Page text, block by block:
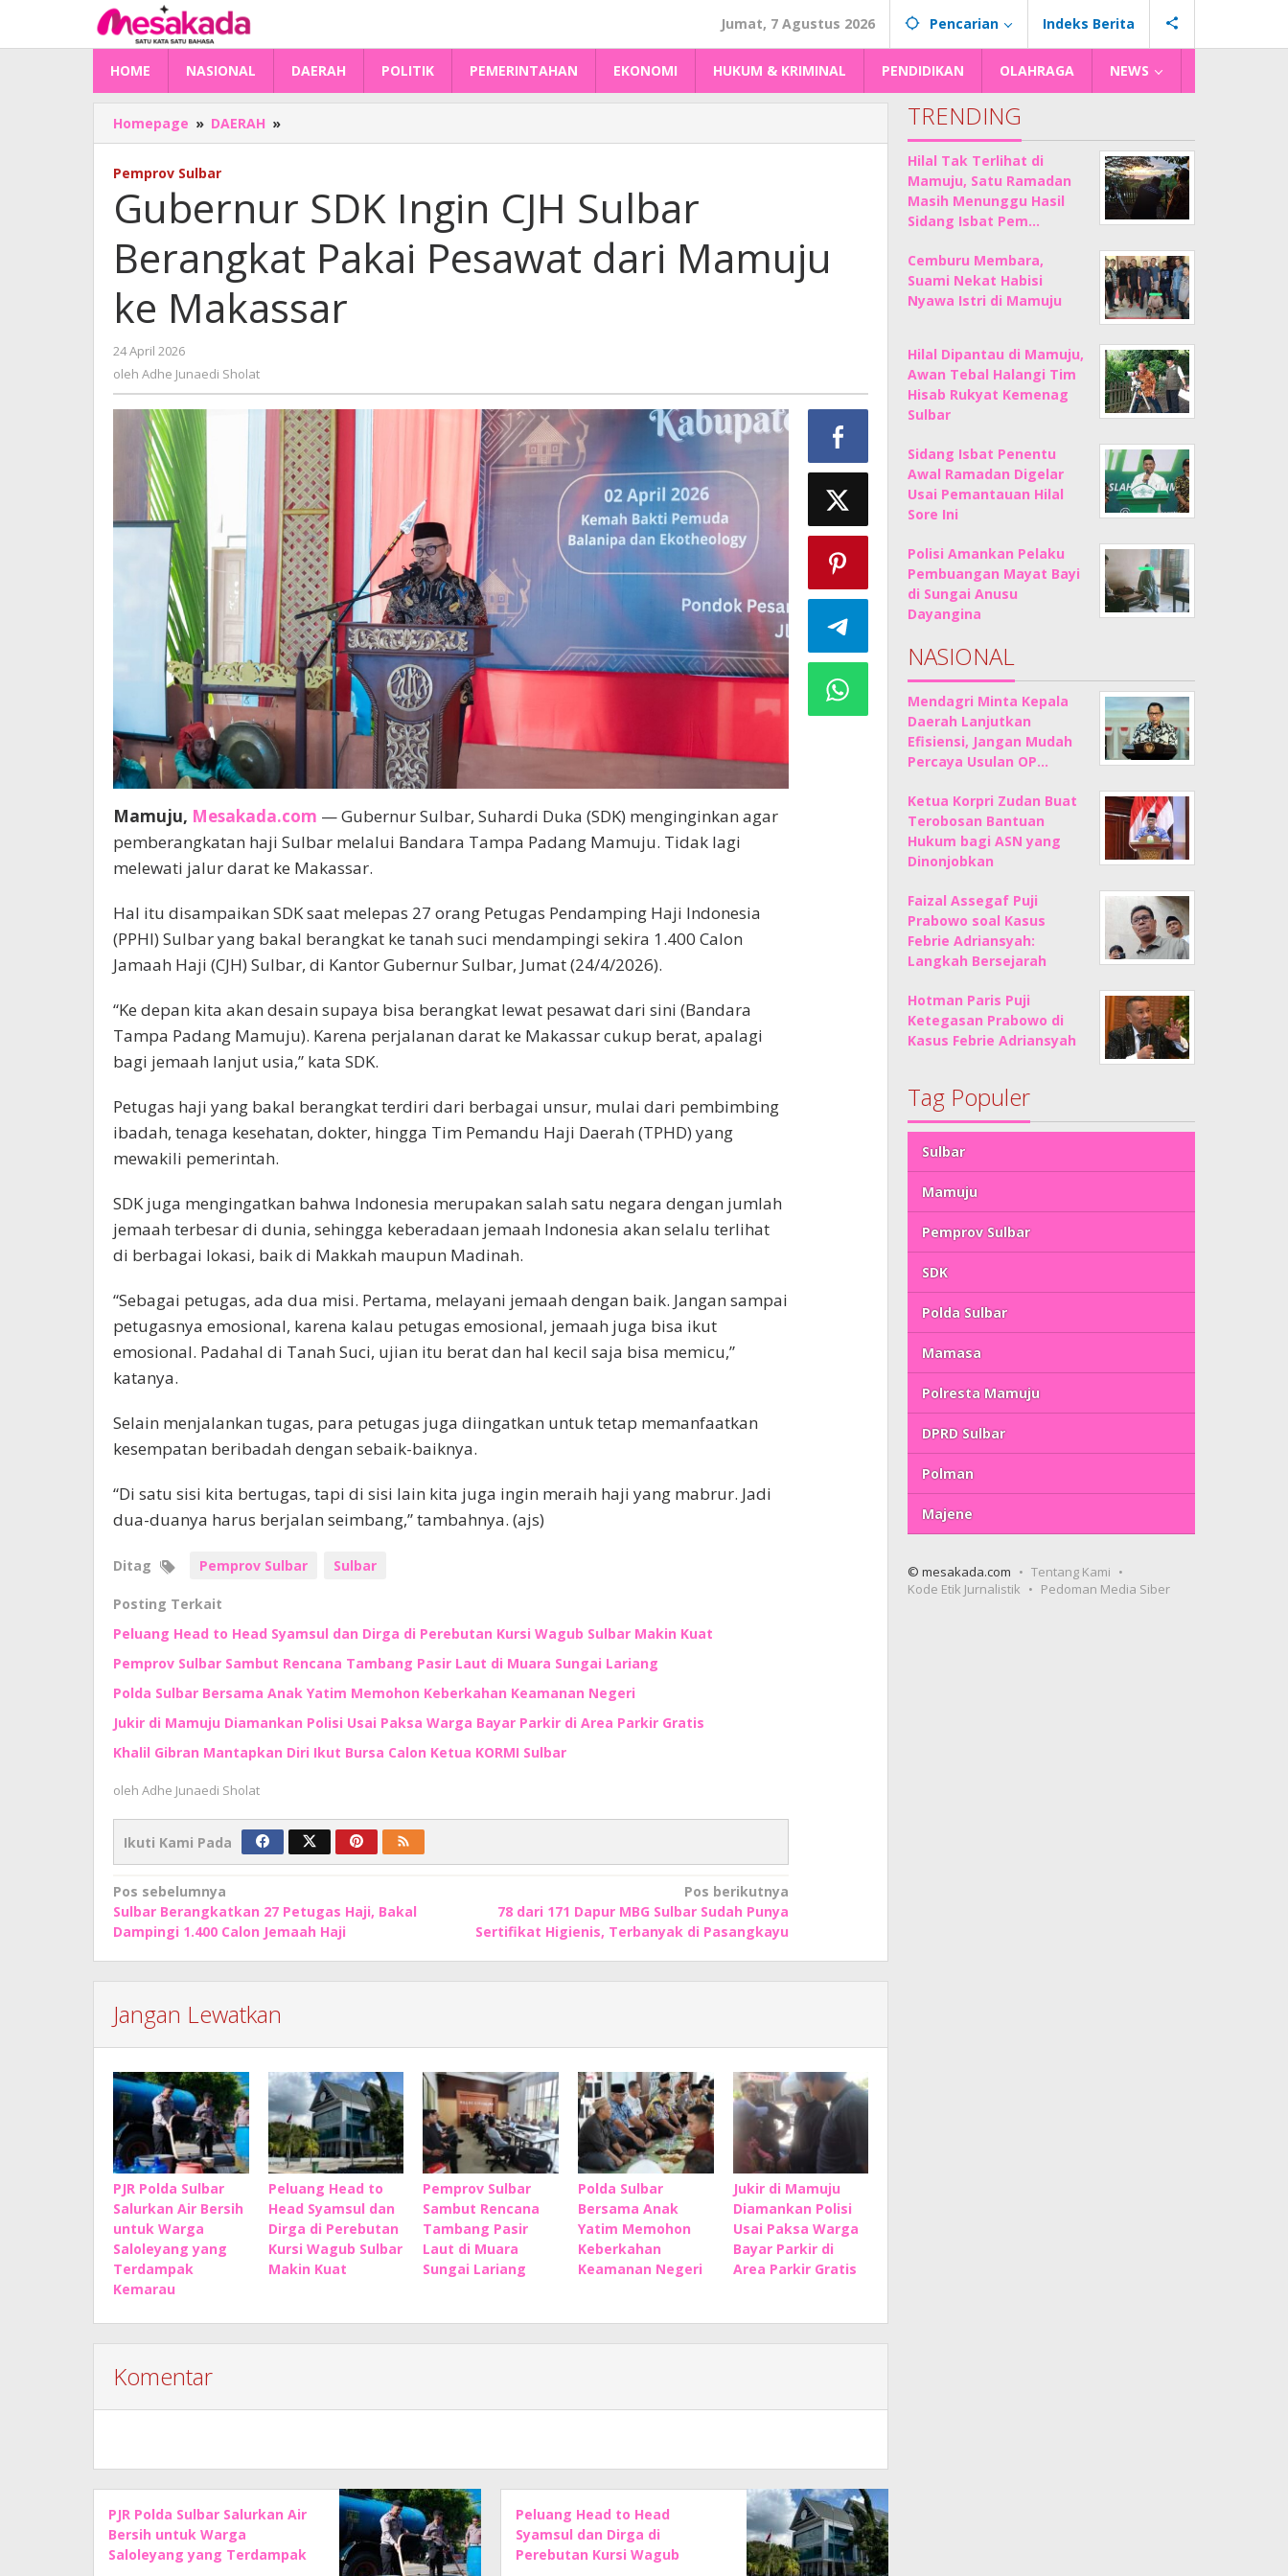
konten
Jumat, 7 Agustus 2026 Pencarian Indeks Berita
HOME NASIONAL DAERAH POLITIK PEMERINTAHAN EKONOMI HUKUM & KRIMINAL PENDIDIKAN OLAHRAGA NEWS
Homepage » DAERAH »
SDK
Sulbar
Berangkat
Pakai
Pesawat
Mamuju
ke
Pemprov Sulbar
Gubernur SDK Ingin CJH Sulbar
Berangkat Pakai Pesawat dari Mamuju
ke Makassar
24 April 2026
Adhe
oleh Adhe Junaedi Sholat
Mamuju, Mesakada.com — Gubernur Sulbar, Suhardi Duka (SDK) menginginkan agar
pemberangkatan haji Sulbar melalui Bandara Tampa Padang Mamuju. Tidak lagi
melewati jalur darat ke Makassar.
Hal itu disampaikan SDK saat melepas 27 orang Petugas Pendamping Haji Indonesia
(PPHI) Sulbar yang bakal berangkat ke tanah suci mendampingi sekira 1.400 Calon
Jamaah Haji (CJH) Sulbar, di Kantor Gubernur Sulbar, Jumat (24/4/2026).
“Ke depan kita akan desain supaya bisa berangkat lewat pesawat dari sini (Bandara
Tampa Padang Mamuju). Karena perjalanan darat ke Makassar cukup berat, apalagi
bagi jemaah lanjut usia,” kata SDK.
Petugas haji yang bakal berangkat terdiri dari berbagai unsur, mulai dari pembimbing
ibadah, tenaga kesehatan, dokter, hingga Tim Pemandu Haji Daerah (TPHD) yang
mewakili pemerintah.
SDK juga mengingatkan bahwa Indonesia merupakan salah satu negara dengan jumlah
jemaah terbesar di dunia, sehingga keberadaan jemaah Indonesia akan selalu terlihat
di berbagai lokasi, baik di Makkah maupun Madinah.
“Sebagai petugas, ada dua misi. Pertama, melayani jemaah dengan baik. Jangan sampai
petugasnya emosional, karena kalau petugas emosional, jemaah juga bisa ikut
emosional. Padahal di Tanah Suci, ujian itu berat dan hal kecil saja bisa memicu,”
katanya.
Selain menjalankan tugas, para petugas juga diingatkan untuk tetap memanfaatkan
kesempatan beribadah dengan sebaik-baiknya.
“Di satu sisi kita bertugas, tapi di sisi lain kita juga ingin meraih haji yang mabrur. Jadi
dua-duanya harus berjalan seimbang,” tambahnya. (ajs)
Ditag Pemprov Sulbar Sulbar
Posting Terkait
Peluang Head to Head Syamsul dan Dirga di Perebutan Kursi Wagub Sulbar Makin Kuat
Pemprov Sulbar Sambut Rencana Tambang Pasir Laut di Muara Sungai Lariang
Polda Sulbar Bersama Anak Yatim Memohon Keberkahan Keamanan Negeri
Jukir di Mamuju Diamankan Polisi Usai Paksa Warga Bayar Parkir di Area Parkir Gratis
Khalil Gibran Mantapkan Diri Ikut Bursa Calon Ketua KORMI Sulbar
oleh Adhe Junaedi Sholat
Ikuti Kami Pada
Navigasi
pos
Pos sebelumnya
Sulbar Berangkatkan 27 Petugas Haji, Bakal
Dampingi 1.400 Calon Jemaah Haji
Pos berikutnya
78 dari 171 Dapur MBG Sulbar Sudah Punya
Sertifikat Higienis, Terbanyak di Pasangkayu
Jangan Lewatkan
PJR Polda Sulbar
Salurkan Air Bersih
untuk Warga
Saloleyang yang
Terdampak
Kemarau
Peluang Head to
Head Syamsul dan
Dirga di Perebutan
Kursi Wagub Sulbar
Makin Kuat
Pemprov Sulbar
Sambut Rencana
Tambang Pasir
Laut di Muara
Sungai Lariang
Polda Sulbar
Bersama Anak
Yatim Memohon
Keberkahan
Keamanan Negeri
Jukir di Mamuju
Diamankan Polisi
Usai Paksa Warga
Bayar Parkir di
Area Parkir Gratis
Komentar
PJR Polda Sulbar Salurkan Air
Bersih untuk Warga
Saloleyang yang Terdampak
Peluang Head to Head
Syamsul dan Dirga di
Perebutan Kursi Wagub
TRENDING
Hilal Tak Terlihat di
Mamuju, Satu Ramadan
Masih Menunggu Hasil
Sidang Isbat Pem…
Cemburu Membara,
Suami Nekat Habisi
Nyawa Istri di Mamuju
Hilal Dipantau di Mamuju,
Awan Tebal Halangi Tim
Hisab Rukyat Kemenag
Sulbar
Sidang Isbat Penentu
Awal Ramadan Digelar
Usai Pemantauan Hilal
Sore Ini
Polisi Amankan Pelaku
Pembuangan Mayat Bayi
di Sungai Anusu
Dayangina
NASIONAL
Mendagri Minta Kepala
Daerah Lanjutkan
Efisiensi, Jangan Mudah
Percaya Usulan OP…
Ketua Korpri Zudan Buat
Terobosan Bantuan
Hukum bagi ASN yang
Dinonjobkan
Faizal Assegaf Puji
Prabowo soal Kasus
Febrie Adriansyah:
Langkah Bersejarah
Hotman Paris Puji
Ketegasan Prabowo di
Kasus Febrie Adriansyah
Tag Populer
Sulbar
Mamuju
Pemprov Sulbar
SDK
Polda Sulbar
Mamasa
Polresta Mamuju
DPRD Sulbar
Polman
Majene
© mesakada.com
Tentang Kami
Kode Etik Jurnalistik
Pedoman Media Siber